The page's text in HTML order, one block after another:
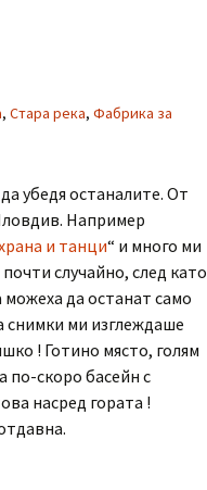
, Стара река, Фабрика за
убедя останалите. От
Например
и танци“ и много ми
случайно, след като
да останат само
снимки ми изглеждаше
! Готино място, голям
по-скоро басейн с
насред гората !